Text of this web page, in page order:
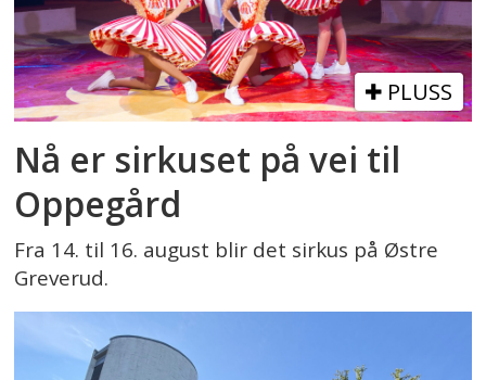
PLUSS
Nå er sirkuset på vei til
Oppegård
Fra 14. til 16. august blir det sirkus på Østre
Greverud.